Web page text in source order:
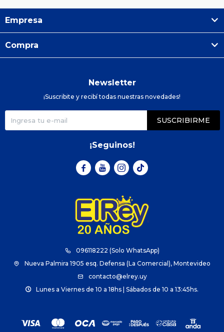
096118222 (Solo WhatsApp)
Nueva Palmira 1905 esq. Defensa (La Comercial), Montevideo
contacto@elrey.uy
Lunes a Viernes de 10 a 18hs | Sábados de 10 a 13:45hs.
Empresa
Compra
Newsletter
¡Suscribite y recibí todas nuestras novedades!
SUSCRIBIRME
¡Seguinos!
  